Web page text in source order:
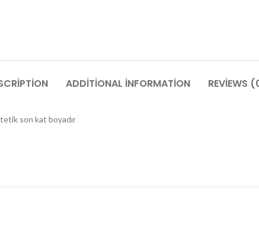
ADDITIONAL INFORMATION REVIEWS
son kat boyadır